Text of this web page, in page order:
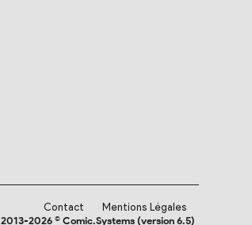
Contact
Mentions Légales
2013-2026 © Comic.Systems (version 6.5)